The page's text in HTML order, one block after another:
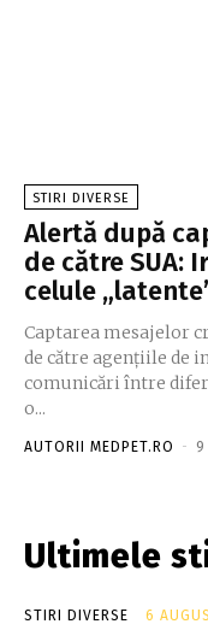
STIRI DIVERSE
Alertă după
de către SUA:
celule
Captarea mesajelor
de către agențiile de
comunicări între
o...
AUTORII MEDPET.RO - 9
Ultimele
STIRI DIVERSE 6